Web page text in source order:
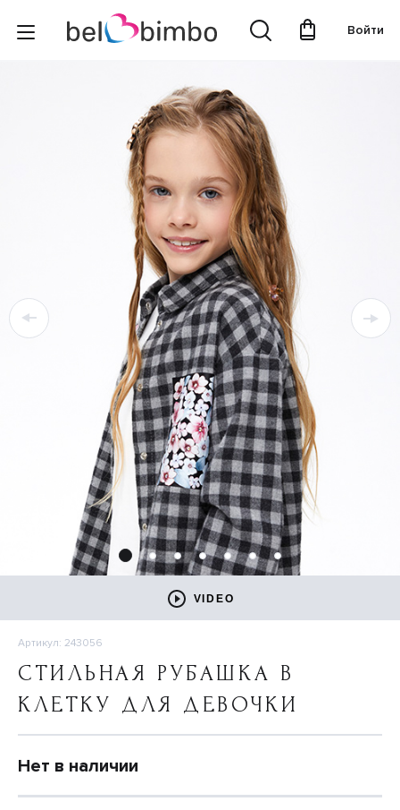
Войти
VIDEO
Артикул: 243056
СТИЛЬНАЯ РУБАШКА В
КЛЕТКУ ДЛЯ ДЕВОЧКИ
Нет в наличии